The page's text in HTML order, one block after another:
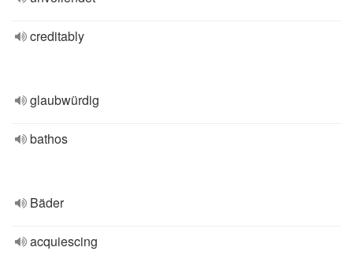
creditably
glaubwürdig
bathos
Bäder
acquiescing